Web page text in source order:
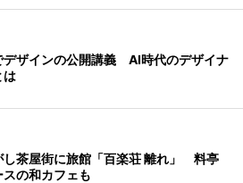
デザインの公開講義 AI時代のデザイナ
は
し茶屋街に旅館「百楽荘 離れ」 料亭
スの和カフェも